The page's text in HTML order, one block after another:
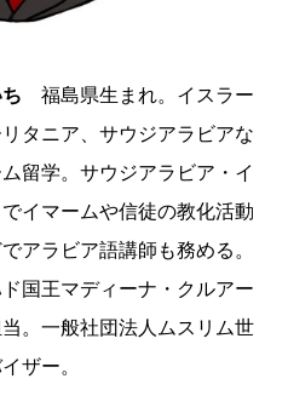
福島県生まれ。イスラー
タニア、サウジアラビアな
留学。サウジアラビア・イ
イマームや信徒の教化活動
アラビア語講師も務める。
国王マディーナ・クルアー
。一般社団法人ムスリム世
ザー。